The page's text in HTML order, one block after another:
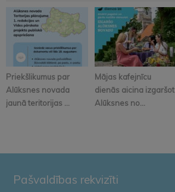
Priekšlikumus par
Alūksnes novada
jaunā teritorijas ...
Mājas kafejnīcu
dienās aicina izgaršot
Alūksnes no...
Pašvaldības rekvizīti